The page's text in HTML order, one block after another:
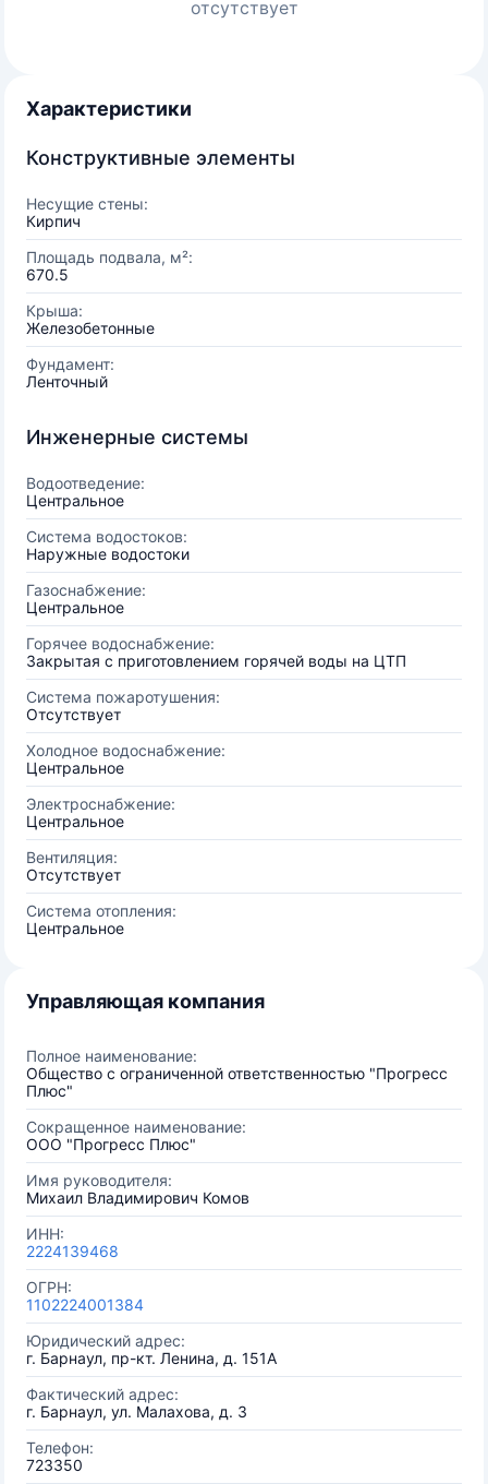
отсутствует
Характеристики
Конструктивные элементы
Несущие стены:
Кирпич
Площадь подвала, м²:
670.5
Крыша:
Железобетонные
Фундамент:
Ленточный
Инженерные системы
Водоотведение:
Центральное
Система водостоков:
Наружные водостоки
Газоснабжение:
Центральное
Горячее водоснабжение:
Закрытая с приготовлением горячей воды на ЦТП
Система пожаротушения:
Отсутствует
Холодное водоснабжение:
Центральное
Электроснабжение:
Центральное
Вентиляция:
Отсутствует
Система отопления:
Центральное
Управляющая компания
Полное наименование:
Общество с ограниченной ответственностью "Прогресс
Плюс"
Сокращенное наименование:
ООО "Прогресс Плюс"
Имя руководителя:
Михаил Владимирович Комов
ИНН:
2224139468
ОГРН:
1102224001384
Юридический адрес:
г. Барнаул, пр-кт. Ленина, д. 151А
Фактический адрес:
г. Барнаул, ул. Малахова, д. 3
Телефон:
723350